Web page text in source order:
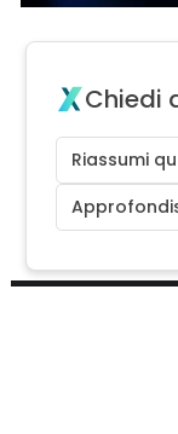
Chiedi
Riassumi